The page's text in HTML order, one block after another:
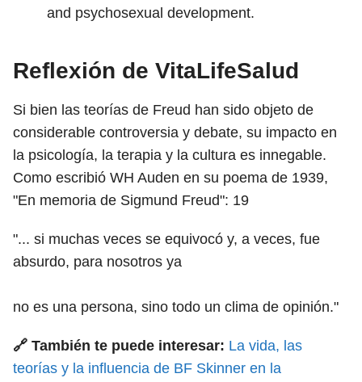
and psychosexual development.
Reflexión de VitaLifeSalud
Si bien las teorías de Freud han sido objeto de
considerable controversia y debate, su impacto en
la psicología, la terapia y la cultura es innegable.
Como escribió WH Auden en su poema de 1939,
"En memoria de Sigmund Freud": 19
"... si muchas veces se equivocó y, a veces, fue
absurdo, para nosotros ya
no es una persona, sino todo un clima de opinión."
🔗 También te puede interesar: La vida, las
teorías y la influencia de BF Skinner en la